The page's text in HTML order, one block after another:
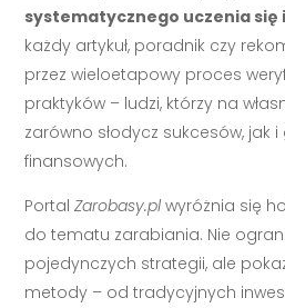
systematycznego uczenia się
każdy artykuł, poradnik czy
przez wieloetapowy proces
praktyków – ludzi, którzy na
zarówno słodycz sukcesów, jak
finansowych.
PortalZarobasy.pl wyróżnia się
do tematu zarabiania. Nie
pojedynczych strategii, ale
metody – od tradycyjnych